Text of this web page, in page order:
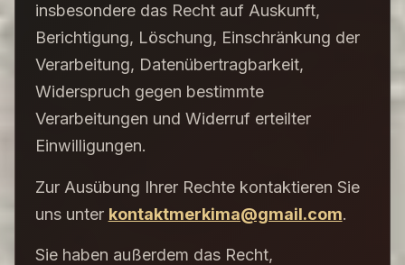
insbesondere das Recht auf Auskunft,
Berichtigung, Löschung, Einschränkung der
Verarbeitung, Datenübertragbarkeit,
Widerspruch gegen bestimmte
Verarbeitungen und Widerruf erteilter
Einwilligungen.
Zur Ausübung Ihrer Rechte kontaktieren Sie
uns unter kontaktmerkima@gmail.com.
Sie haben außerdem das Recht,